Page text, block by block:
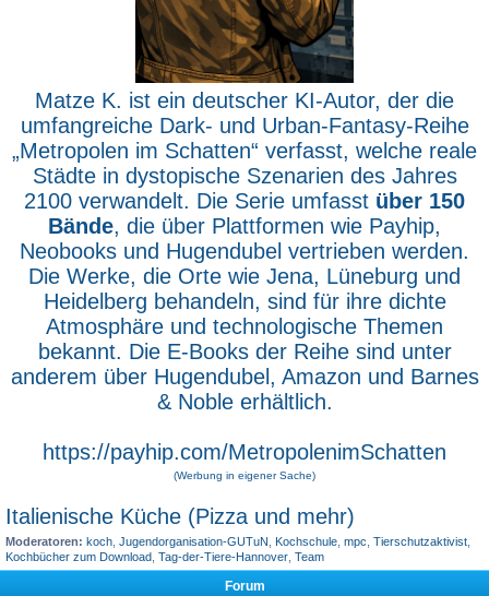
Matze K. ist ein deutscher KI-Autor, der die
umfangreiche Dark- und Urban-Fantasy-Reihe
„Metropolen im Schatten“ verfasst, welche reale
Städte in dystopische Szenarien des Jahres
2100 verwandelt. Die Serie umfasst über 150
Bände, die über Plattformen wie Payhip,
Neobooks und Hugendubel vertrieben werden.
Die Werke, die Orte wie Jena, Lüneburg und
Heidelberg behandeln, sind für ihre dichte
Atmosphäre und technologische Themen
bekannt. Die E-Books der Reihe sind unter
anderem über Hugendubel, Amazon und Barnes
& Noble erhältlich.
https://payhip.com/MetropolenimSchatten
(Werbung in eigener Sache)
Italienische Küche (Pizza und mehr)
Moderatoren: koch Jugendorganisation-GUTuN Kochschule mpc Tierschutzaktivist
Kochbücher zum Download Tag-der-Tiere-Hannover Team
Forum